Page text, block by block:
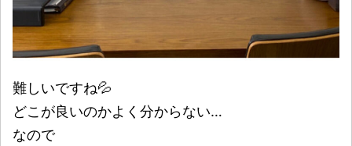
難しいですね💦
どこが良いのかよく分からない…
なので